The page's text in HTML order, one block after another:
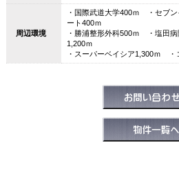
周辺環境
・国際武道大学400ｍ ・セブ
ート400ｍ
・勝浦整形外科500ｍ ・塩田
1,200ｍ
・スーパーベイシア1,300ｍ ・